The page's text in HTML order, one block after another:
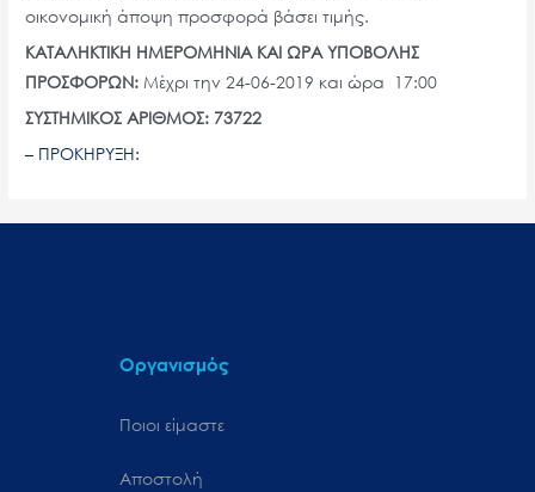
οικονομική άποψη προσφορά βάσει τιμής.
ΚΑΤΑΛΗΚΤΙΚΗ ΗΜΕΡΟΜΗΝΙΑ ΚΑΙ ΩΡΑ ΥΠΟΒΟΛΗΣ
ΠΡΟΣΦΟΡΩΝ:Μέχρι την 24-06-2019 και ώρα 17:00
ΣΥΣΤΗΜΙΚΟΣ ΑΡΙΘΜΟΣ: 73722
– ΠΡΟΚΗΡΥΞΗ:
Οργανισμός
Ποιοι είμαστε
Αποστολή